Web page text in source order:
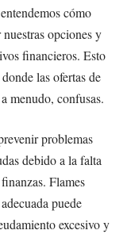
cómo
opciones y
financieros. Esto
las ofertas de
menudo, confusas.
problemas
debido a la falta
Flames
puede
excesivo y